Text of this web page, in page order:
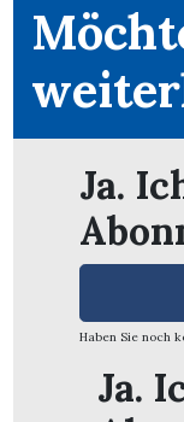
Ja.
Haben Sie noch
Ja.